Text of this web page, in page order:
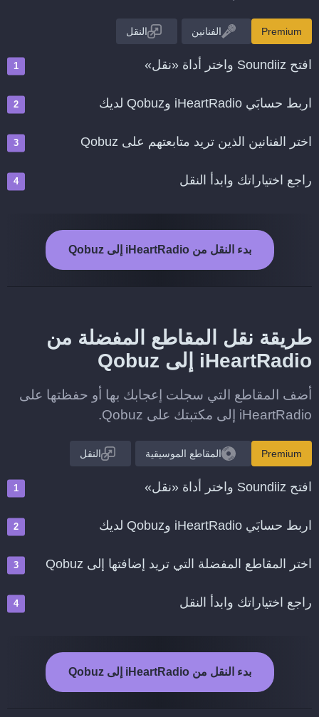
Premium الفنانين النقل
افتح Soundiiz واختر أداة «نقل»
اربط حسابَي iHeartRadio وQobuz لديك
اختر الفنانين الذين تريد متابعتهم على Qobuz
راجع اختياراتك وابدأ النقل
بدء النقل من iHeartRadio إلى Qobuz
طريقة نقل المقاطع المفضلة من
iHeartRadio إلى Qobuz
أضف المقاطع التي سجلت إعجابك بها أو حفظتها على
iHeartRadio إلى مكتبتك على Qobuz.
Premium المقاطع الموسيقية النقل
افتح Soundiiz واختر أداة «نقل»
اربط حسابَي iHeartRadio وQobuz لديك
اختر المقاطع المفضلة التي تريد إضافتها إلى Qobuz
راجع اختياراتك وابدأ النقل
بدء النقل من iHeartRadio إلى Qobuz